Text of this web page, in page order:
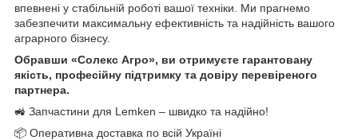
впевнені у стабільній роботі вашої техніки. Ми прагнемо
забезпечити максимальну ефективність та надійність вашого
аграрного бізнесу.
Обравши «Солекс Агро», ви отримуєте гарантовану
якість, професійну підтримку та довіру перевіреного
партнера.
🚜 Запчастини для Lemken – швидко та надійно!
📦 Оперативна доставка по всій Україні